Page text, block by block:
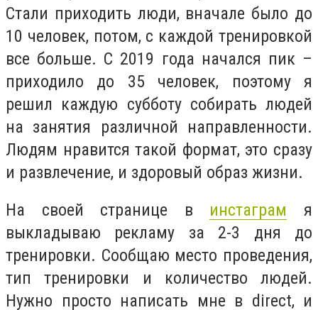
Стали приходить люди, вначале было до
10 человек, потом, с каждой тренировкой
все больше. С 2019 года начался пик –
приходило до 35 человек, поэтому я
решил каждую субботу собирать людей
на занятия различной направленности.
Людям нравится такой формат, это сразу
и развлечение, и здоровый образ жизни.
На своей странице в инстаграм я
выкладываю рекламу за 2-3 дня до
тренировки. Сообщаю место проведения,
тип тренировки и количество людей.
Нужно просто написать мне в direct, и